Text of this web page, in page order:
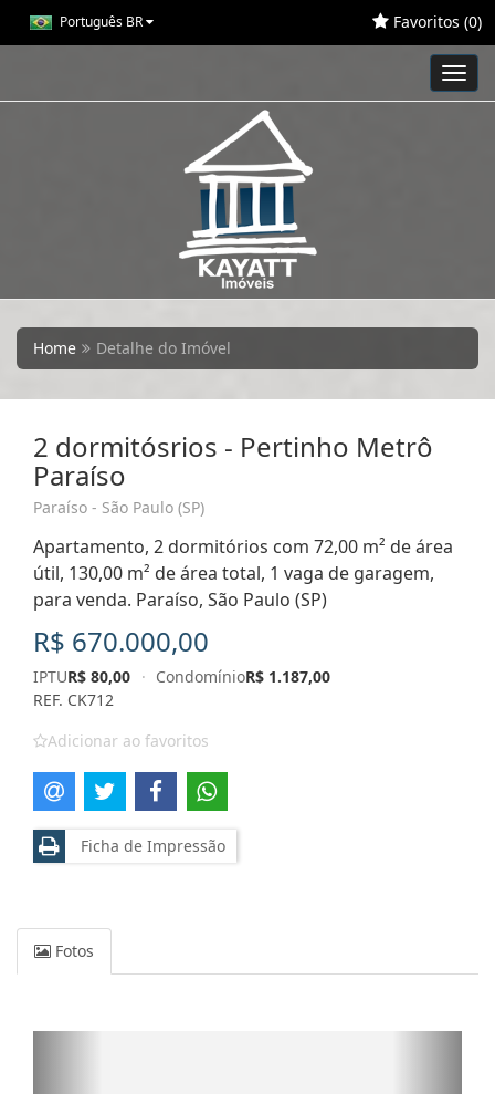
Português BR Favoritos (0)
Home Detalhe do Imóvel
2 dormitósrios - Pertinho Metrô
Paraíso
Paraíso - São Paulo (SP)
Apartamento, 2 dormitórios com 72,00 m² de área
útil, 130,00 m² de área total, 1 vaga de garagem,
para venda. Paraíso, São Paulo (SP)
R$ 670.000,00
IPTUR$ 80,00 · CondomínioR$ 1.187,00
REF. CK712
Adicionar ao favoritos
Ficha de Impressão
Fotos